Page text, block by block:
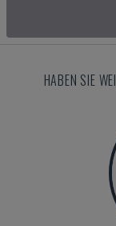
HABEN SIE